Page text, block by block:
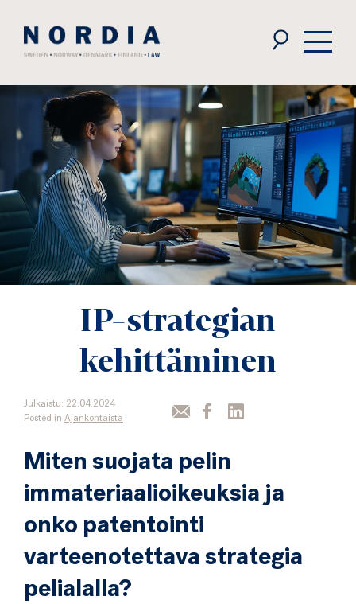
Law
IP-strategian
kehittäminen
Julkaistu: 22.04.2024
Posted in Ajankohtaista
Miten suojata pelin
immateriaalioikeuksia ja
onko patentointi
varteenotettava strategia
pelialalla?